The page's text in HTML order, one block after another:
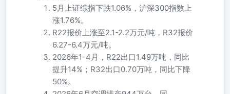
5月上证综指下跌1.06%，沪深300指数上
涨1.76%。
R22报价上涨至2.1-2.2万元/吨，R32报价
6.27-6.4万元/吨。
2026年1-4月，R22出口1.49万吨，同比
提升14%；R32出口0.70万吨，同比下降
50%。